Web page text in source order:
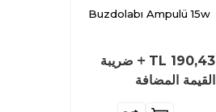
Buzdolabı Ampulü 15w
190,43
ضريبة
القيمة المضافة